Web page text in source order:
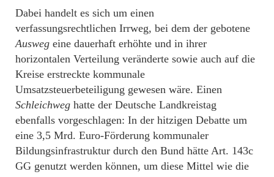
Dabei handelt es sich um einen
verfassungsrechtlichen Irrweg, bei dem der gebotene
Ausweg eine dauerhaft erhöhte und in ihrer
horizontalen Verteilung veränderte sowie auch auf die
Kreise erstreckte kommunale
Umsatzsteuerbeteiligung gewesen wäre. Einen
Schleichweg hatte der Deutsche Landkreistag
ebenfalls vorgeschlagen: In der hitzigen Debatte um
eine 3,5 Mrd. Euro-Förderung kommunaler
Bildungsinfrastruktur durch den Bund hätte Art. 143c
GG genutzt werden können, um diese Mittel wie die